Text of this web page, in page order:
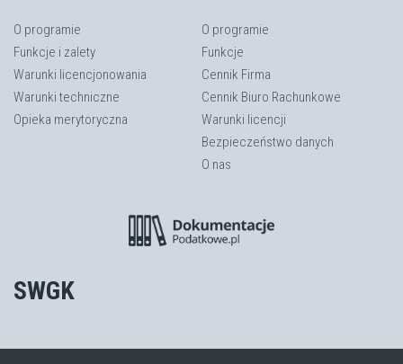
O programie
Funkcje i zalety
Warunki licencjonowania
Warunki techniczne
Opieka merytoryczna
O programie
Funkcje
Cennik Firma
Cennik Biuro Rachunkowe
Warunki licencji
Bezpieczeństwo danych
O nas
SWGK